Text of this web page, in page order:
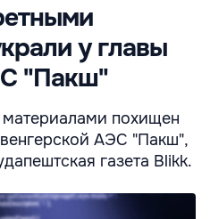
у главы
"Пакш"
похищен
АЭС "Пакш",
газета Blikk.